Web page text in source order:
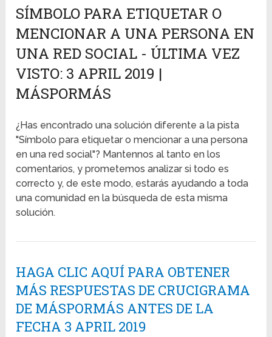
SÍMBOLO PARA ETIQUETAR O
MENCIONAR A UNA PERSONA EN
UNA RED SOCIAL - ÚLTIMA VEZ
VISTO: 3 APRIL 2019 |
MÁSPORMÁS
¿Has encontrado una solución diferente a la pista
"Símbolo para etiquetar o mencionar a una persona
en una red social"? Mantennos al tanto en los
comentarios, y prometemos analizar si todo es
correcto y, de este modo, estarás ayudando a toda
una comunidad en la búsqueda de esta misma
solución.
HAGA CLIC AQUÍ PARA OBTENER
MÁS RESPUESTAS DE CRUCIGRAMA
DE MÁSPORMÁS ANTES DE LA
FECHA 3 APRIL 2019